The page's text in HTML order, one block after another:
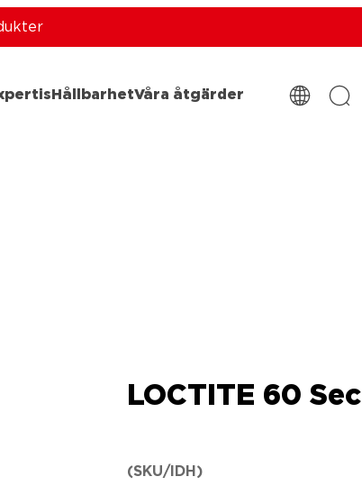
HållbarhetVåra åtgärder
LOCTITE 60 Sec
(SKU/IDH)